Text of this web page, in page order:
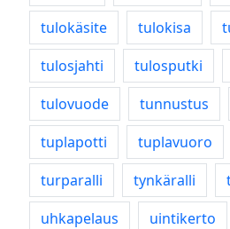
tulokäsite
tulokisa
tulosjahti
tulosputki
tulovuode
tunnustus
tuplapotti
tuplavuoro
turparalli
tynkäralli
uhkapelaus
uintikerto